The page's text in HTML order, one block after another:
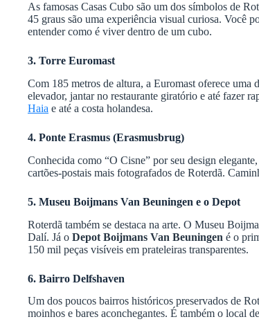
As famosas Casas Cubo são um dos símbolos de
45 graus são uma experiência visual curiosa. Você
entender como é viver dentro de um cubo.
3. Torre Euromast
Com 185 metros de altura, a Euromast oferece uma
elevador, jantar no restaurante giratório e até fazer
Haia e até a costa holandesa.
4. Ponte Erasmus (Erasmusbrug)
Conhecida como “O Cisne” por seu design
cartões-postais mais fotografados de Roterdã.
5. Museu Boijmans Van Beuningen e o Depot
Roterdã também se destaca na arte. O Museu
Dalí. Já o Depot Boijmans Van Beuningen é o
150 mil peças visíveis em prateleiras transparentes.
6. Bairro Delfshaven
Um dos poucos bairros históricos preservados de
moinhos e bares aconchegantes. É também o local